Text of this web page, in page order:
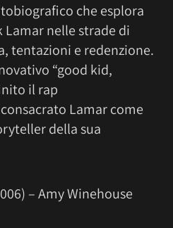
che esplora
Lamar nelle strade di
tentazioni e redenzione.
“good kid,
il rap
Lamar come
della sua
– Amy Winehouse